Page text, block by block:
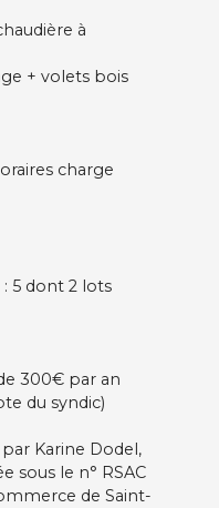
à
+ volets bois
charge
5 dont 2 lots
300€ par an
du syndic)
Karine Dodel,
sous le n° RSAC
de Saint-